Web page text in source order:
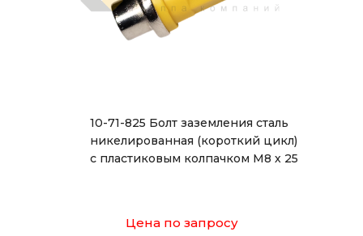
10-71-825 Болт заземления сталь
никелированная (короткий цикл)
с пластиковым колпачком М8 х 25
Цена по запросу